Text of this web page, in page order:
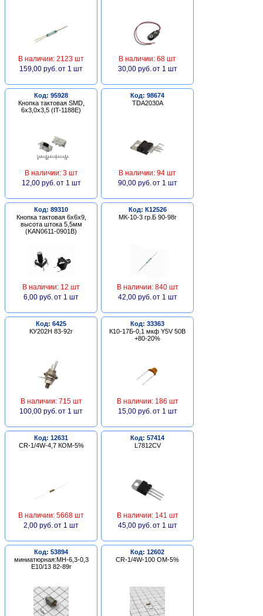
В наличии: 2123 шт
159,00 руб. от 1 шт
В наличии: 68 шт
30,00 руб. от 1 шт
Код: 95928
Кнопка тактовая SMD,
6х3,0х3,5 (IT-1188E)
В наличии: 3 шт
12,00 руб. от 1 шт
Код: 98674
TDA2030A
В наличии: 94 шт
90,00 руб. от 1 шт
Код: 89310
Кнопка тактовая 6х6х9,
высота штока 5,5мм
(KAN0611-0901B)
В наличии: 12 шт
6,00 руб. от 1 шт
Код: К12526
МК-10-3 гр.Б 90-98г
В наличии: 840 шт
42,00 руб. от 1 шт
Код: 6425
КУ202Н 83-92г
В наличии: 715 шт
100,00 руб. от 1 шт
Код: 33363
К10-17Б-0,1 мкф Y5V 50В
+80-20%
В наличии: 186 шт
15,00 руб. от 1 шт
Код: 12631
CR-1/4W-4,7 КОМ-5%
В наличии: 5668 шт
2,00 руб. от 1 шт
Код: 57414
L7812CV
В наличии: 141 шт
45,00 руб. от 1 шт
Код: 53894
миниатюрная:МН-6,3-0,3
Е10/13 82-89г
Код: 12602
CR-1/4W-100 ОМ-5%